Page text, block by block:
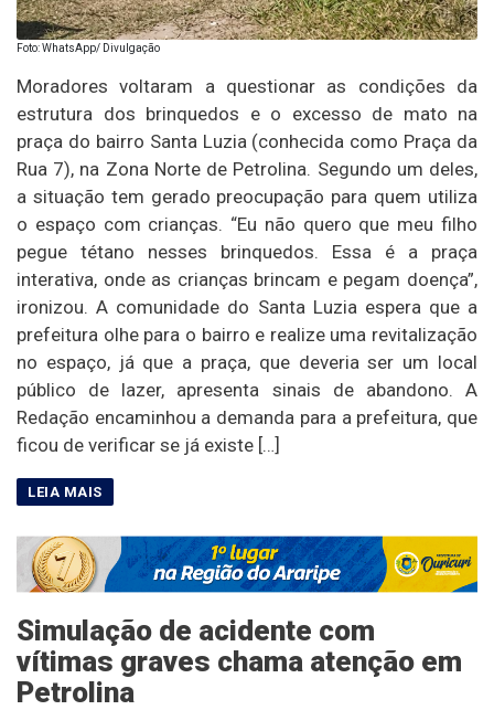
Foto: WhatsApp/ Divulgação
Moradores voltaram a questionar as condições da
estrutura dos brinquedos e o excesso de mato na
praça do bairro Santa Luzia (conhecida como Praça da
Rua 7), na Zona Norte de Petrolina. Segundo um deles,
a situação tem gerado preocupação para quem utiliza
o espaço com crianças. “Eu não quero que meu filho
pegue tétano nesses brinquedos. Essa é a praça
interativa, onde as crianças brincam e pegam doença”,
ironizou. A comunidade do Santa Luzia espera que a
prefeitura olhe para o bairro e realize uma revitalização
no espaço, já que a praça, que deveria ser um local
público de lazer, apresenta sinais de abandono. A
Redação encaminhou a demanda para a prefeitura, que
ficou de verificar se já existe […]
Simulação de acidente com
vítimas graves chama atenção em
Petrolina